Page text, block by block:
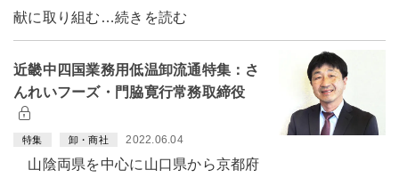
献に取り組む…続きを読む
近畿中四国業務用低温卸流通特集：さ
んれいフーズ・門脇寛行常務取締役
特集 卸・商社 2022.06.04
山陰両県を中心に山口県から京都府